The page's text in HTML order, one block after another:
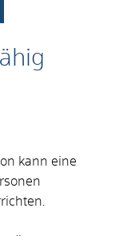
kann eine